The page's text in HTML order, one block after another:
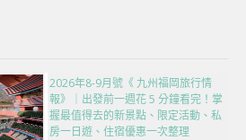
2026年8-9月號《 九州福岡旅行情
報》｜出發前一週花 5 分鐘看完！掌
握最值得去的新景點、限定活動、私
房一日遊、住宿優惠一次整理